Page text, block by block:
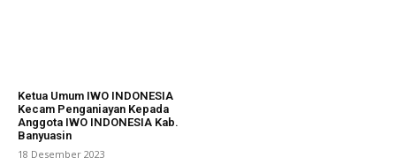
Ketua Umum IWO INDONESIA
Kecam Penganiayan Kepada
Anggota IWO INDONESIA Kab.
Banyuasin
18 Desember 2023